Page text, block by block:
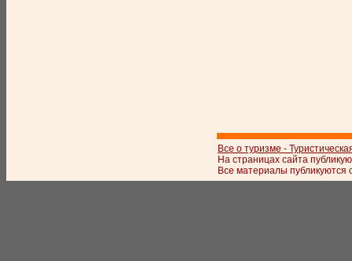
Все о туризме -
На страницах сайта
Все материалы публикуются